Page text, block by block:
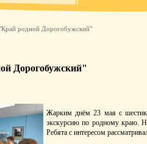
родной Дорогобужский"
Дорогобужский"
Жарким днём 23 мая с
экскурсию по родному краю.
Ребята с интересом